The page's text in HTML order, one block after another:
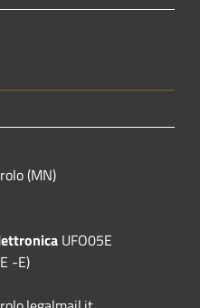
(MN)
UFO05E
-E)